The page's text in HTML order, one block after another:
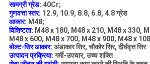
सामग्री ग्रेड: 40Cr;
गुणवत्ता स्तर: 12.9, 10.9, 8.8, 6.8, 4.8 ग्रेड
आकार: M48;
विशिष्टता: M48 x 180, M48 x 210, M48 x 330,
M48 x 600, M48 x 700, M48 x 900, M48 x
बोल्ट-सिर आकार: अंडाकार सिर, चौकोर सिर, दीर्घवृत्त सिर
उत्पादन प्रक्रिया: गर्मी-उपचार, उच्च शक्ति